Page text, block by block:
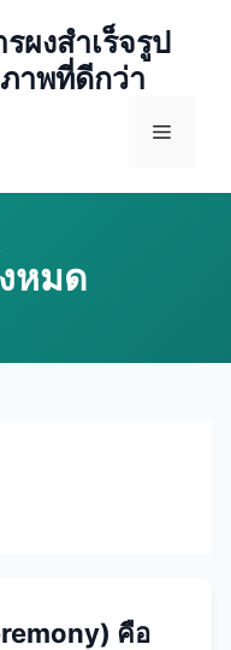
ผงสำเร็จรูป
าพที่ดีกว่า
Menu
คือ